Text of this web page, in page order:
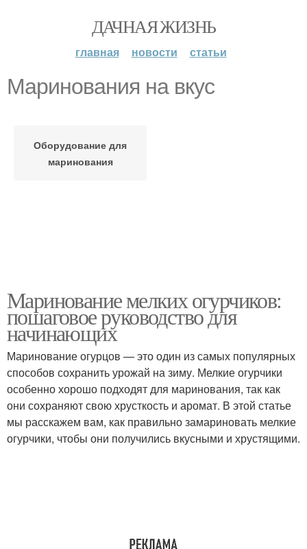
ДАЧНАЯ ЖИЗНЬ
главная новости статьи
Маринования на вкус
Оборудование для
маринования
Маринование мелких огурчиков:
пошаговое руководство для
начинающих
Маринование огурцов — это один из самых популярных
способов сохранить урожай на зиму. Мелкие огурчики
особенно хорошо подходят для маринования, так как
они сохраняют свою хрусткость и аромат. В этой статье
мы расскажем вам, как правильно замариновать мелкие
огурчики, чтобы они получились вкусными и хрустящими.